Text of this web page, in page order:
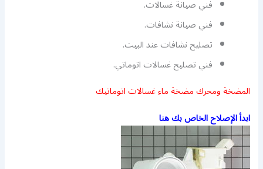
فني صيانة غسالات.
فني صيانة نشافات.
تصليح نشافات عند البيت.
فني تصليح غسالات اتوماتي.
المضخة ومحرك مضخة ماء غسالات اتوماتيك
ابدأ الإصلاح الخاص بك هنا